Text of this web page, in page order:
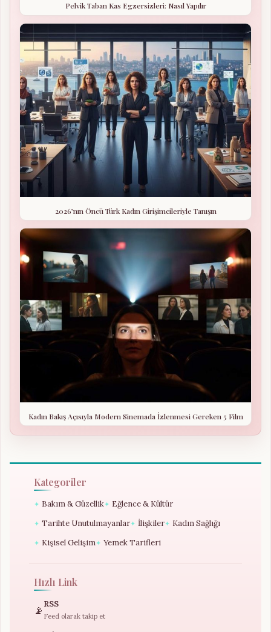
Pelvik Taban Kas Egzersizleri: Nasıl Yapılır
2026’nın Öncü Türk Kadın Girişimcileriyle Tanışın
Kadın Bakış Açısıyla Modern Sinemada İzlenmesi Gereken 5 Film
Kategoriler
✦ Bakım & Güzellik✦ Eğlence & Kültür
✦ Tarihte Unutulmayanlar✦ İlişkiler✦ Kadın Sağlığı
✦ Kişisel Gelişim✦ Yemek Tarifleri
Hızlı Link
📡 RSS
Feed olarak takip et